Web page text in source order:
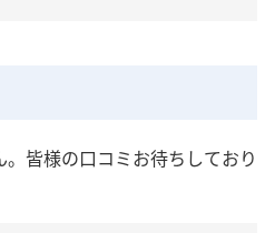
皆様の口コミお待ちしており